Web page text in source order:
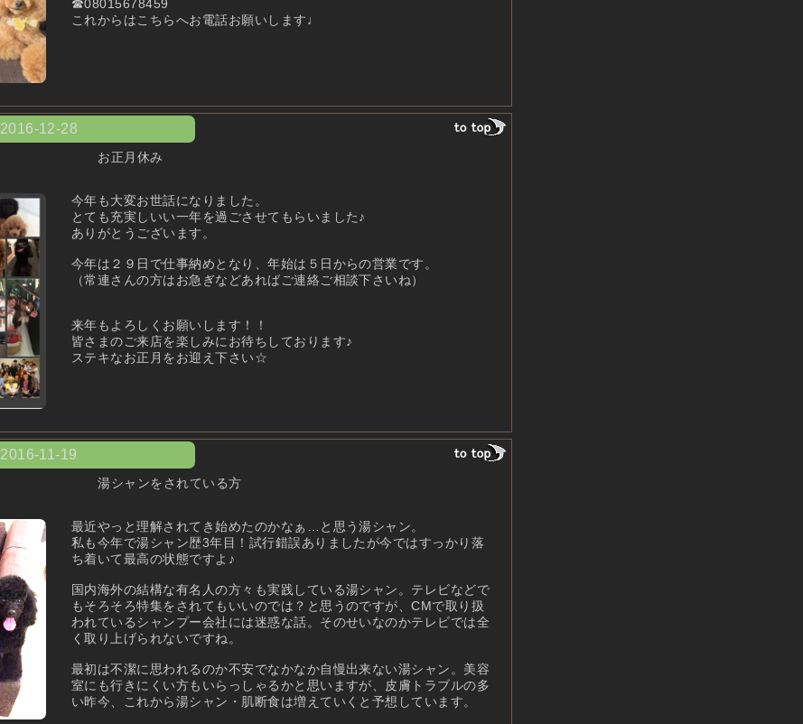
☎︎08015678459
これからはこちらへお電話お願いします♩
2016-12-28
お正月休み
今年も大変お世話になりました。
とても充実しいい一年を過ごさせてもらいました♪
ありがとうございます。
今年は２９日で仕事納めとなり、年始は５日からの営業です。
（常連さんの方はお急ぎなどあればご連絡ご相談下さいね）
来年もよろしくお願いします！！
皆さまのご来店を楽しみにお待ちしております♪
ステキなお正月をお迎え下さい☆
2016-11-19
湯シャンをされている方
最近やっと理解されてき始めたのかなぁ…と思う湯シャン。
私も今年で湯シャン歴3年目！試行錯誤ありましたが今ではすっかり落
ち着いて最高の状態ですよ♪
国内海外の結構な有名人の方々も実践している湯シャン。テレビなどで
もそろそろ特集をされてもいいのでは？と思うのですが、CMで取り扱
われているシャンプー会社には迷惑な話。そのせいなのかテレビでは全
く取り上げられないですね。
最初は不潔に思われるのか不安でなかなか自慢出来ない湯シャン。美容
室にも行きにくい方もいらっしゃるかと思いますが、皮膚トラブルの多
い昨今、これから湯シャン・肌断食は増えていくと予想しています。